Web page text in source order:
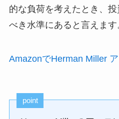
的な負荷を考えたとき、
べき水準にあると言えます
AmazonでHerman Miller
point